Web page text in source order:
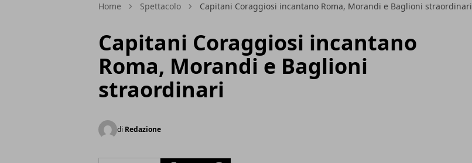
Home Spettacolo Capitani Coraggiosi incantano Roma, Morandi e Baglioni straordinari
Capitani Coraggiosi incantano
Roma, Morandi e Baglioni
straordinari
di Redazione